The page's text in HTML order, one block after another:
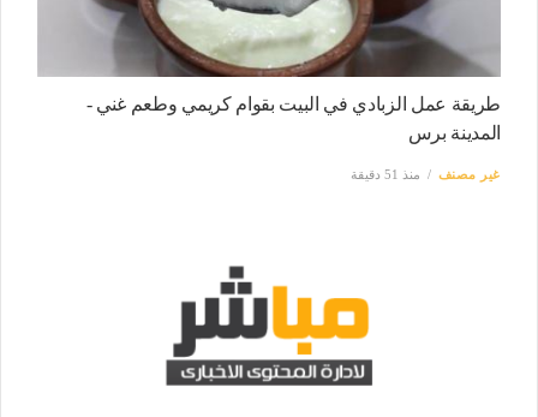
طريقة عمل الزبادي في البيت بقوام كريمي وطعم غني -
المدينة برس
غير مصنف منذ 51 دقيقة